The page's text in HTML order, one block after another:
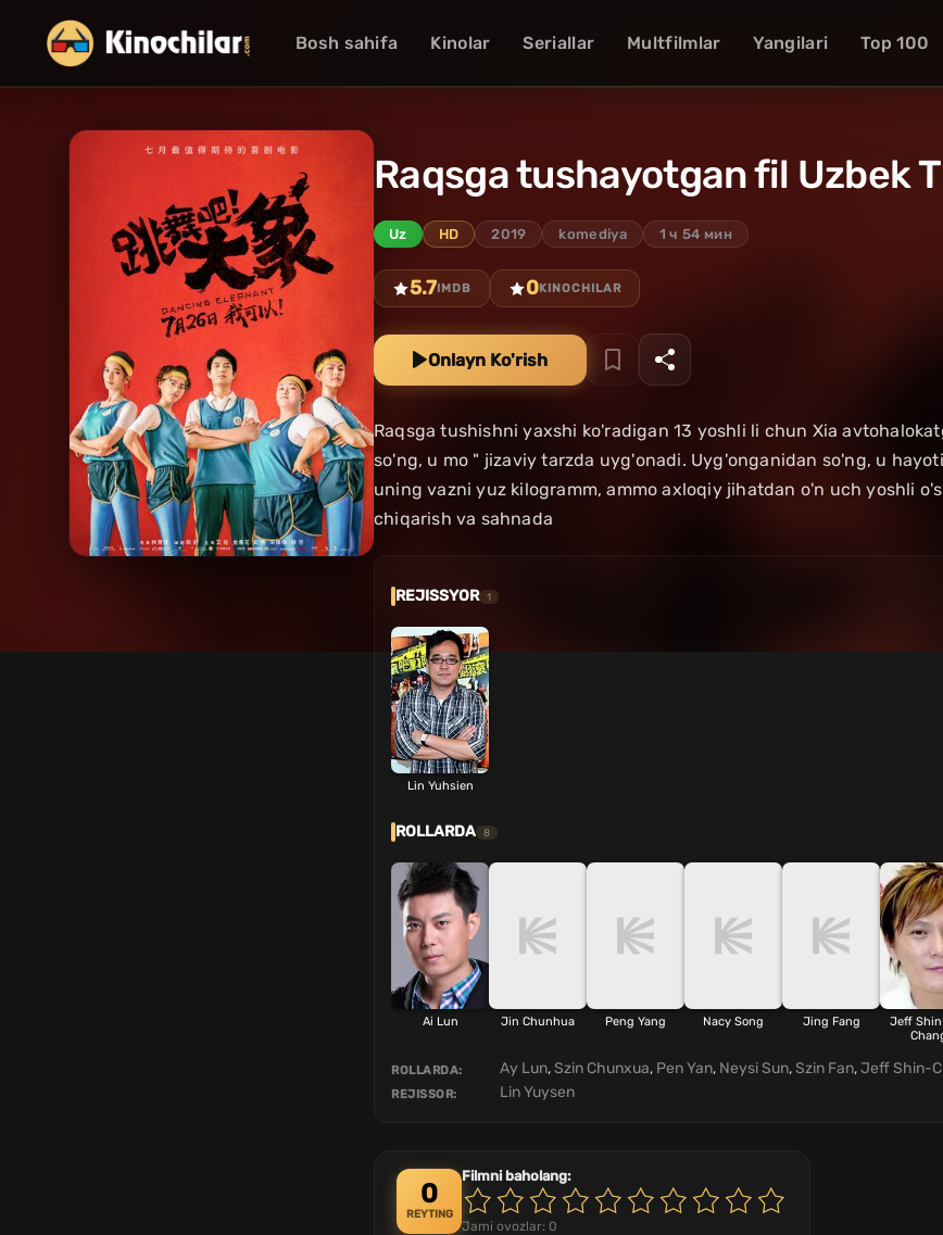
Bosh sahifa Kinolar Seriallar Multfilmlar Yangilari Top 100
Raqsga tushayotgan fil Uzbek
Uz HD 2019 komediya 1 ч 54 мин
5.7IMDB 0KINOCHILAR
Onlayn Ko'rish
Raqsga tushishni yaxshi ko'radigan 13 yoshli li chun Xia
so'ng, u mo " jizaviy tarzda uyg'onadi. Uyg'onganidan so'ng, u
uning vazni yuz kilogramm, ammo axloqiy jihatdan o'n uch yoshli
chiqarish va sahnada
REJISSYOR 1
Lin Yuhsien
ROLLARDA 8
Ai Lun Jin Chunhua Peng Yang Nacy Song Jing Fang
Jeff
ROLLARDA: Ay Lun,Szin Chunxua, Pen Yan, Neysi Sun,Szin Fan,Jeff Shin-
REJISSOR: Lin Yuysen
0
REYTING
Filmni baholang:
Jami ovozlar: 0